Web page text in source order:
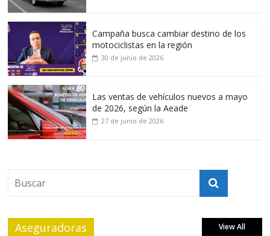
Campaña busca cambiar destino de los
motociclistas en la región
30 de junio de 2026
Las ventas de vehículos nuevos a mayo
de 2026, según la Aeade
27 de junio de 2026
Aseguradoras View All